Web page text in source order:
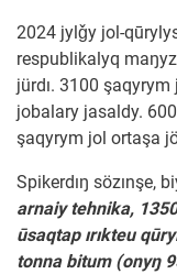
2024 jylǧy jol-
respublikalyq
jürdı. 3100
jobalary jasaldy.
şaqyrym jol ortaşa
Spikerdıŋ sözınşe,
arnaiy tehnika,
ūsaqtap ırıkteu
tonna bitum (onyŋ